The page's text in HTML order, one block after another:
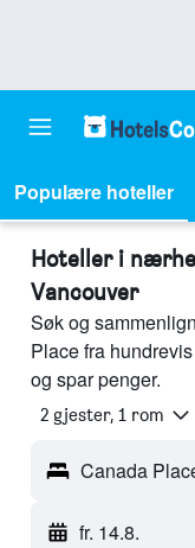
Populære hoteller
Hoteller i
Vancouver
Søk og
Place fra
og spar penger.
2 gjester, 1 rom
Canada
fr. 14.8.